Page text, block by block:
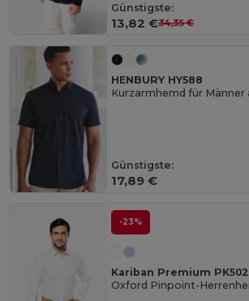
Günstigste:
13,82 €34,35 €
HENBURY HY588
Günstigste:
17,89 €
-23%
Kariban Premium PK502